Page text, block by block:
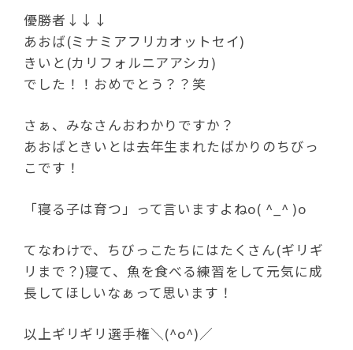
優勝者↓↓↓
あおば(ミナミアフリカオットセイ)
きいと(カリフォルニアアシカ)
でした！！おめでとう？？笑
さぁ、みなさんおわかりですか？
あおばときいとは去年生まれたばかりのちびっ
こです！
「寝る子は育つ」って言いますよねo( ^_^ )o
てなわけで、ちびっこたちにはたくさん(ギリギ
リまで？)寝て、魚を食べる練習をして元気に成
長してほしいなぁって思います！
以上ギリギリ選手権＼(^o^)／